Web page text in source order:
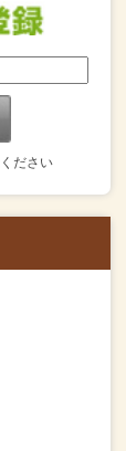
ださい